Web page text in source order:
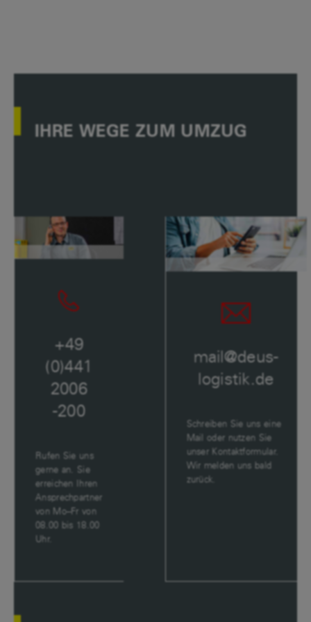
IHRE WEGE ZUM UMZUG
+49
(0)441
2006
-200
Rufen Sie uns
gerne an. Sie
erreichen Ihren
Ansprechpartner
von Mo–Fr von
08.00 bis 18.00
Uhr.
mail@deus-
logistik.de
Schreiben Sie uns eine
Mail oder nutzen Sie
unser Kontaktformular.
Wir melden uns bald
zurück.